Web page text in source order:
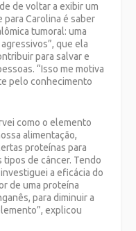
de voltar a exibir um
para Carolina é saber
tumoral: uma
que ela
para salvar e
“Isso me motiva
pelo conhecimento
como o elemento
alimentação,
proteínas para
de câncer. Tendo
a eficácia do
de uma proteína
para diminuir a
explicou